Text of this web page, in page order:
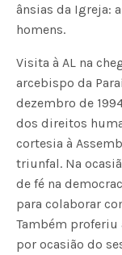
ânsias da Igreja:
homens.
Visita à AL na
arcebispo da
dezembro de
dos direitos
cortesia à
triunfal. Na
de fé na
para colaborar
Também proferiu
por ocasião do